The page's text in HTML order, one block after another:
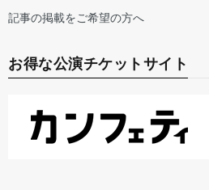
記事の掲載をご希望の方へ
お得な公演チケットサイト